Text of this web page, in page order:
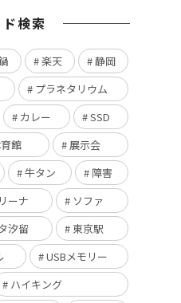
検索
楽天
静岡
プラネタリウム
カレー
SSD
館
展示会
牛タン
障害
ーナ
ソファ
汐留
東京駅
USBメモリー
ハイキング